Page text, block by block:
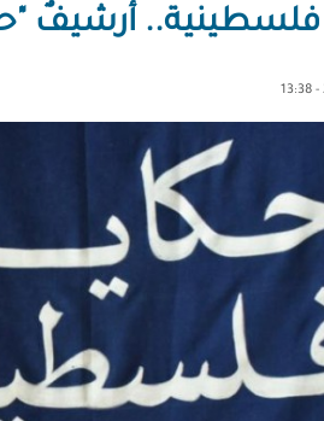
فلسطينية.. أرشيفٌ